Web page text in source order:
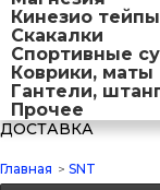
Кинезио тейпы
Скакалки
Спортивные
Коврики, маты
Гантели,
Прочее
ДОСТАВКА
Главная > SNT